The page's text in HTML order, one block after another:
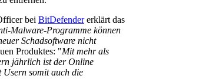
bei BitDefendererklärt das
Malware-Programme können
Schadsoftware nicht
Produktes: "Mit mehr als
jährlich ist der Online
Usern somit auch die